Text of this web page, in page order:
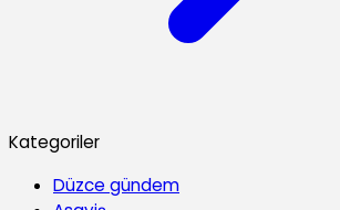
Kategoriler
Düzce gündem